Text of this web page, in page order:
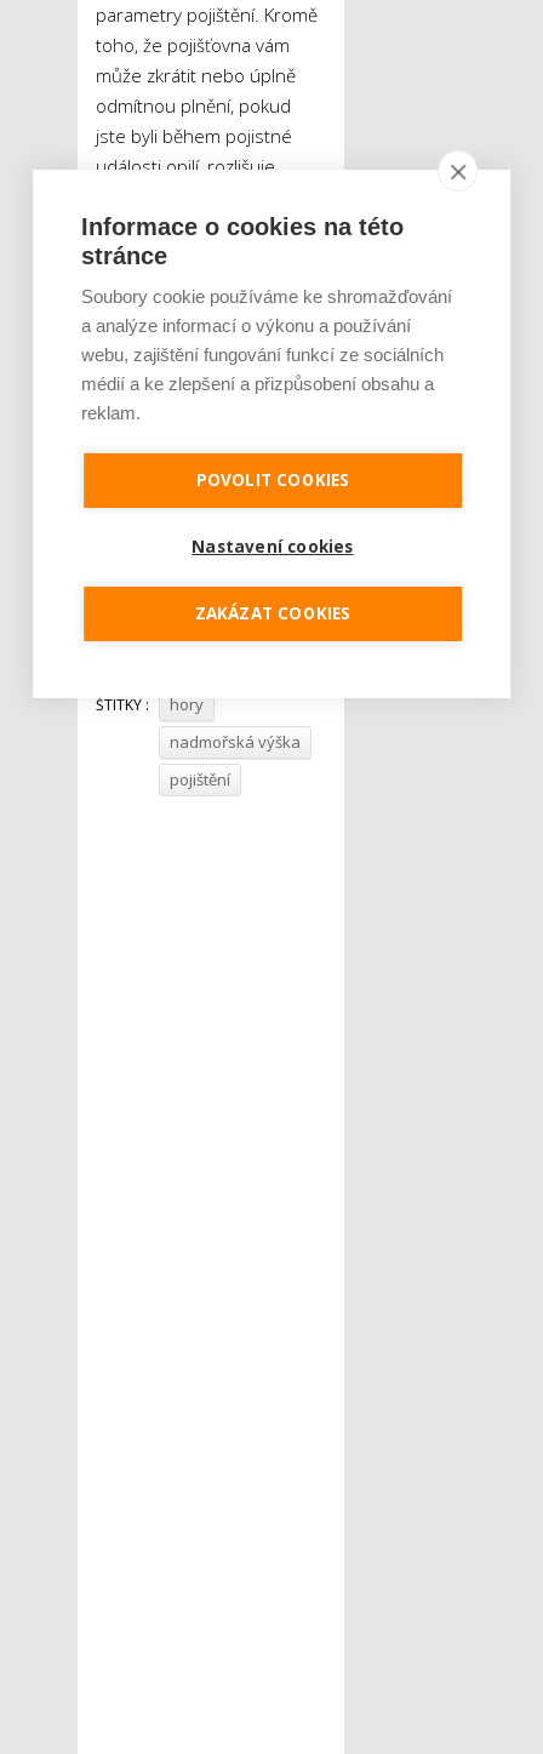
parametry pojištění. Kromě
toho, že pojišťovna vám
může zkrátit nebo úplně
odmítnou plnění, pokud
jste byli během pojistné
události opilí, rozlišuje
a rizikové sporty. Je zřejmé,
že při provozování
rizikových sportů si budete
muset za pojištění připlatit.
To se samozřejmě netýká
běžného lyžování, nicméně
už jen pohyb v nadmořské
bývá za rizikový sport
Tweet
ŠTÍTKY :
hory
nadmořská výška
pojištění
Informace o cookies na této
stránce
Soubory cookie používáme ke shromažďování
a analýze informací o výkonu a používání
webu, zajištění fungování funkcí ze sociálních
médií a ke zlepšení a přizpůsobení obsahu a
reklam.
POVOLIT COOKIES
Nastavení cookies
ZAKÁZAT COOKIES